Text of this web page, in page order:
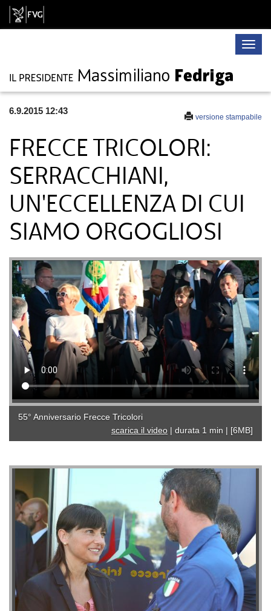
Toggle
versione stampabile
6.9.2015 12:43
FRECCE TRICOLORI:
SERRACCHIANI,
UN'ECCELLENZA DI CUI
SIAMO ORGOGLIOSI
55° Anniversario Frecce Tricolori
scarica il video | durata 1 min | [6MB]